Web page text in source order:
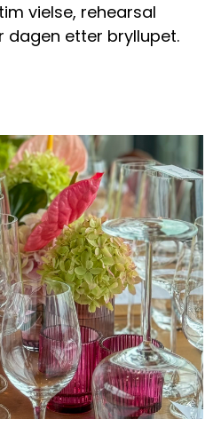
vielse, rehearsal
dagen etter bryllupet.